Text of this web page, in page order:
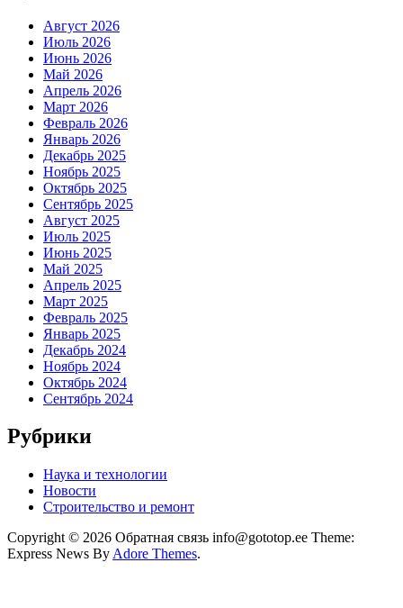
Август 2026
Июль 2026
Июнь 2026
Май 2026
Апрель 2026
Март 2026
Февраль 2026
Январь 2026
Декабрь 2025
Ноябрь 2025
Октябрь 2025
Сентябрь 2025
Август 2025
Июль 2025
Июнь 2025
Май 2025
Апрель 2025
Март 2025
Февраль 2025
Январь 2025
Декабрь 2024
Ноябрь 2024
Октябрь 2024
Сентябрь 2024
Рубрики
Наука и технологии
Новости
Строительство и ремонт
Copyright © 2026 Обратная связь info@gototop.ee Theme:
Express News By Adore Themes.